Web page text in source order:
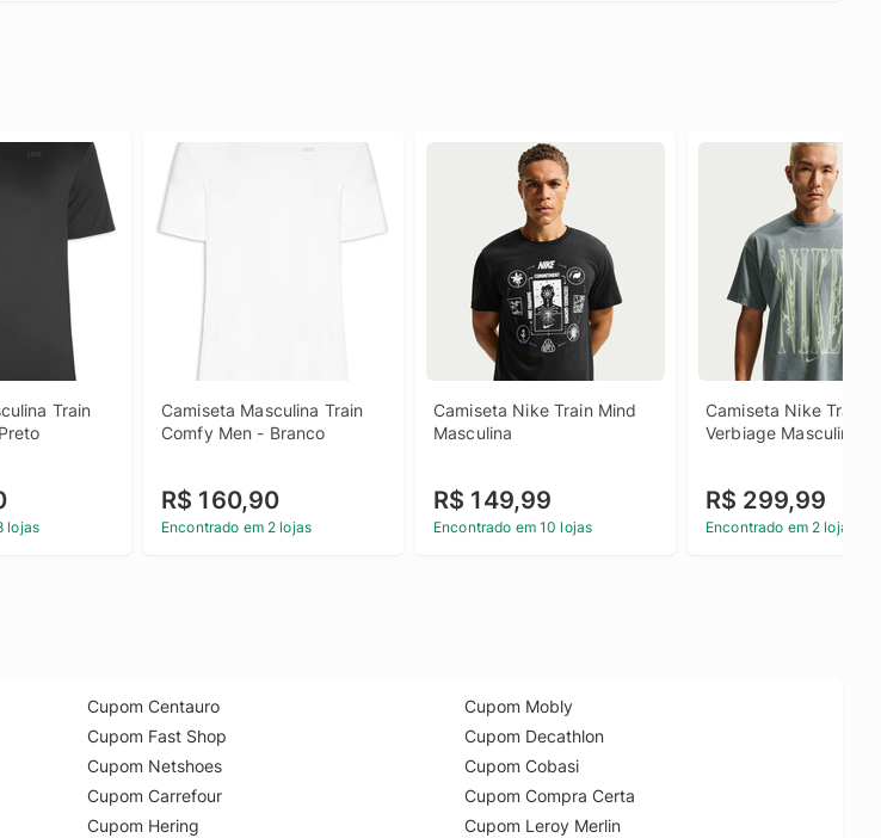
Train
lojas
Camiseta Masculina Train
Comfy Men - Branco
R$ 160,90
Encontrado em 2 lojas
Camiseta Nike Train Mind
Masculina
R$ 149,99
Encontrado em 10 lojas
Camiseta Nike Train
Verbiage Masculina
R$ 299,99
Encontrado em 2 lojas
Cupom Centauro
Cupom Fast Shop
Cupom Netshoes
Cupom Carrefour
Cupom Hering
Cupom Mobly
Cupom Decathlon
Cupom Cobasi
Cupom Compra Certa
Cupom Leroy Merlin